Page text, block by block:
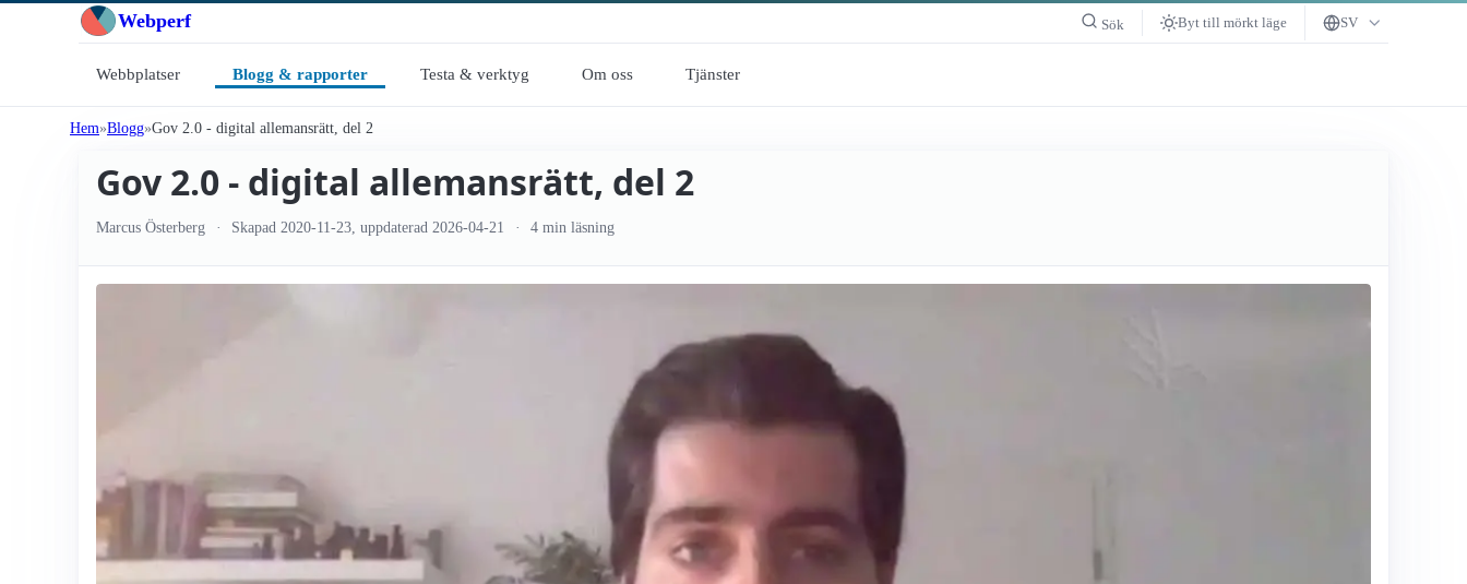
Webperf Sök Byt till mörkt läge SV
Webbplatser Blogg & rapporter Testa & verktyg Om oss Tjänster
Hem Blogg Gov 2.0 - digital allemansrätt, del 2
Gov 2.0 - digital allemansrätt, del 2
Marcus Österberg Skapad 2020-11-23 , uppdaterad 2026-04-21 4 min läsning